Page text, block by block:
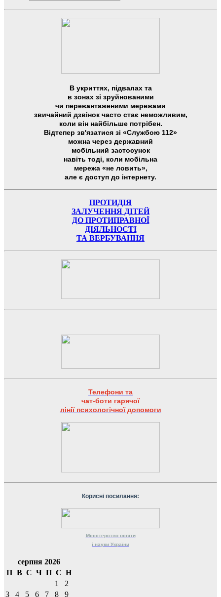
В укриттях, підвалах та
в зонах зі зруйнованими
чи перевантаженими мережами
звичайний дзвінок часто стає неможливим,
коли він найбільше потрібен.
Відтепер зв'язатися зі «Службою 112»
можна через державний
мобільний застосунок
навіть тоді, коли мобільна
мережа «не ловить»,
але є доступ до інтернету.
ПРОТИДІЯ
ЗАЛУЧЕННЯ ДІТЕЙ
ДО ПРОТИПРАВНОЇ
ДІЯЛЬНОСТІ
ТА ВЕРБУВАННЯ
Телефони та
чат-боти гарячої
лінії психологічної допомоги
Корисні посилання:
Міністерство освіти
і науки України
серпня 2026
П В С Ч П С Н
1
2
3
4 5 6 7 8 9